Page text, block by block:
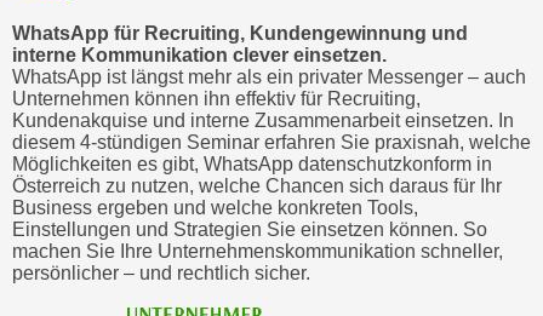
WhatsApp für Recruiting, Kundengewinnung und
interne Kommunikation clever einsetzen.
WhatsApp ist längst mehr als ein privater Messenger – auch
Unternehmen können ihn effektiv für Recruiting,
Kundenakquise und interne Zusammenarbeit einsetzen. In
diesem 4-stündigen Seminar erfahren Sie praxisnah, welche
Möglichkeiten es gibt, WhatsApp datenschutzkonform in
Österreich zu nutzen, welche Chancen sich daraus für Ihr
Business ergeben und welche konkreten Tools,
Einstellungen und Strategien Sie einsetzen können. So
machen Sie Ihre Unternehmenskommunikation schneller,
persönlicher – und rechtlich sicher.